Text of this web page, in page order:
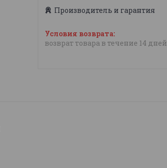
Производитель и гарантия
возврат товара в течение 14 дней